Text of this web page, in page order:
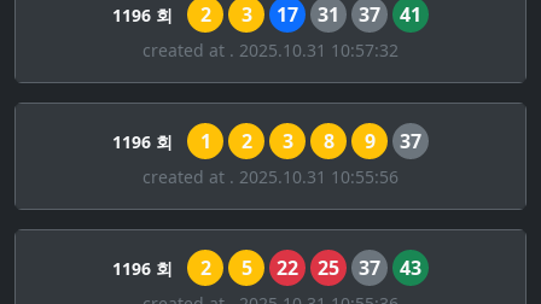
1196 회 2 3 17 31 37 41
created at . 2025.10.31 10:57:32
1196 회 1 2 3 8 9 37
created at . 2025.10.31 10:55:56
1196 회 2 5 22 25 37 43